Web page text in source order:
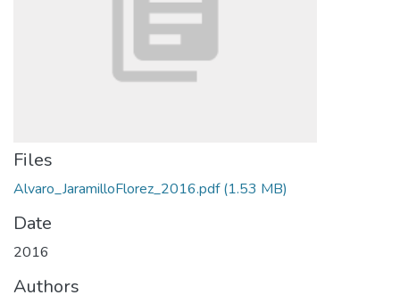
Files
Alvaro_JaramilloFlorez_2016.pdf(1.53 MB)
Date
2016
Authors